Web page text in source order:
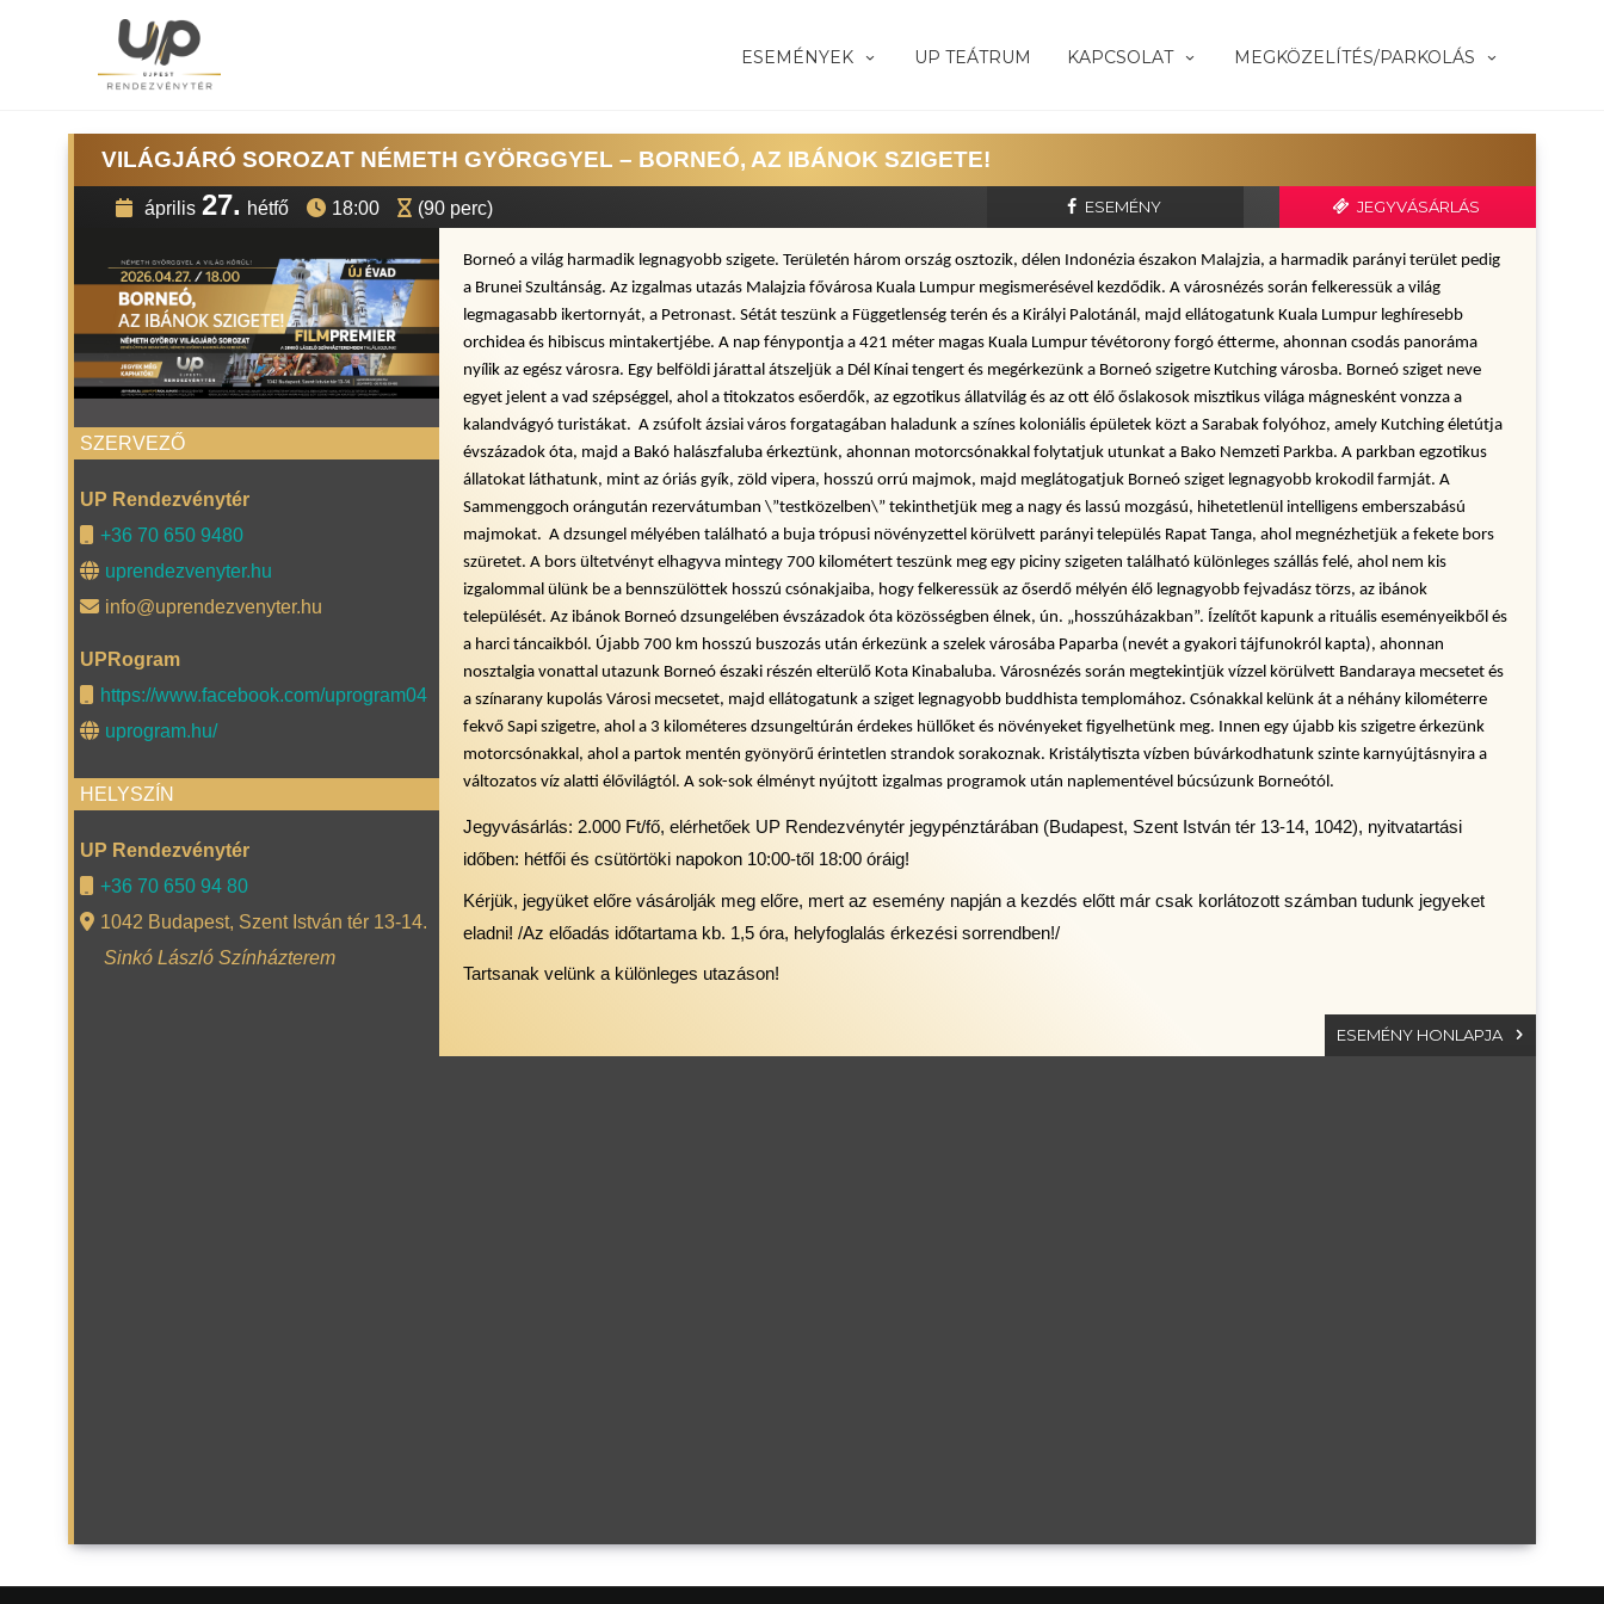
ESEMÉNYEK UP TEÁTRUM KAPCSOLAT MEGKÖZELÍTÉS/PARKOLÁS
VILÁGJÁRÓ SOROZAT NÉMETH GYÖRGGYEL – BORNEÓ, AZ IBÁNOK SZIGETE!
április 27. hétfő 18:00 (90 perc) ESEMÉNY JEGYVÁSÁRLÁS
SZERVEZŐ
UP Rendezvénytér
+36 70 650 9480
uprendezvenyter.hu
info@uprendezvenyter.hu
UPRogram
https://www.facebook.com/uprogram04
uprogram.hu/
HELYSZÍN
UP Rendezvénytér
+36 70 650 94 80
1042 Budapest, Szent István tér 13-14.
Sinkó László Színházterem
Borneó a világ harmadik legnagyobb szigete. Területén három ország osztozik, délen Indonézia északon Malajzia, a harmadik parányi terület pedig
a Brunei Szultánság. Az izgalmas utazás Malajzia fővárosa Kuala Lumpur megismerésével kezdődik. A városnézés során felkeressük a világ
legmagasabb ikertornyát, a Petronast. Sétát teszünk a Függetlenség terén és a Királyi Palotánál, majd ellátogatunk Kuala Lumpur leghíresebb
orchidea és hibiscus mintakertjébe. A nap fénypontja a 421 méter magas Kuala Lumpur tévétorony forgó étterme, ahonnan csodás panoráma
nyílik az egész városra. Egy belföldi járattal átszeljük a Dél Kínai tengert és megérkezünk a Borneó szigetre Kutching városba. Borneó sziget neve
egyet jelent a vad szépséggel, ahol a titokzatos esőerdők, az egzotikus állatvilág és az ott élő őslakosok misztikus világa mágnesként vonzza a
kalandvágyó turistákat.  A zsúfolt ázsiai város forgatagában haladunk a színes koloniális épületek közt a Sarabak folyóhoz, amely Kutching életútja
évszázadok óta, majd a Bakó halászfaluba érkeztünk, ahonnan motorcsónakkal folytatjuk utunkat a Bako Nemzeti Parkba. A parkban egzotikus
állatokat láthatunk, mint az óriás gyík, zöld vipera, hosszú orrú majmok, majd meglátogatjuk Borneó sziget legnagyobb krokodil farmját. A
Sammenggoch orángután rezervátumban \”testközelben\” tekinthetjük meg a nagy és lassú mozgású, hihetetlenül intelligens emberszabású
majmokat.  A dzsungel mélyében található a buja trópusi növényzettel körülvett parányi település Rapat Tanga, ahol megnézhetjük a fekete bors
szüretet. A bors ültetvényt elhagyva mintegy 700 kilométert teszünk meg egy piciny szigeten található különleges szállás felé, ahol nem kis
izgalommal ülünk be a bennszülöttek hosszú csónakjaiba, hogy felkeressük az őserdő mélyén élő legnagyobb fejvadász törzs, az ibánok
települését. Az ibánok Borneó dzsungelében évszázadok óta közösségben élnek, ún. „hosszúházakban”. Ízelítőt kapunk a rituális eseményeikből és
a harci táncaikból. Újabb 700 km hosszú buszozás után érkezünk a szelek városába Paparba (nevét a gyakori tájfunokról kapta), ahonnan
nosztalgia vonattal utazunk Borneó északi részén elterülő Kota Kinabaluba. Városnézés során megtekintjük vízzel körülvett Bandaraya mecsetet és
a színarany kupolás Városi mecsetet, majd ellátogatunk a sziget legnagyobb buddhista templomához. Csónakkal kelünk át a néhány kilométerre
fekvő Sapi szigetre, ahol a 3 kilométeres dzsungeltúrán érdekes hüllőket és növényeket figyelhetünk meg. Innen egy újabb kis szigetre érkezünk
motorcsónakkal, ahol a partok mentén gyönyörű érintetlen strandok sorakoznak. Kristálytiszta vízben búvárkodhatunk szinte karnyújtásnyira a
változatos víz alatti élővilágtól. A sok-sok élményt nyújtott izgalmas programok után naplementével búcsúzunk Borneótól.
Jegyvásárlás: 2.000 Ft/fő, elérhetőek UP Rendezvénytér jegypénztárában (Budapest, Szent István tér 13-14, 1042), nyitvatartási
időben: hétfői és csütörtöki napokon 10:00-től 18:00 óráig!
Kérjük, jegyüket előre vásárolják meg előre, mert az esemény napján a kezdés előtt már csak korlátozott számban tudunk jegyeket
eladni! /Az előadás időtartama kb. 1,5 óra, helyfoglalás érkezési sorrendben!/
Tartsanak velünk a különleges utazáson!
ESEMÉNY HONLAPJA